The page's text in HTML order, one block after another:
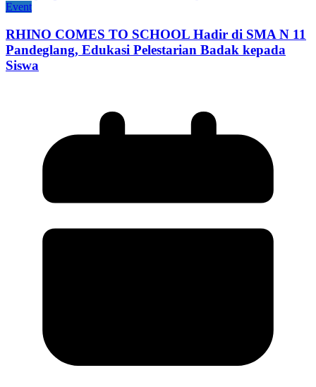
Event
RHINO COMES TO SCHOOL Hadir di SMA N 11
Pandeglang, Edukasi Pelestarian Badak kepada
Siswa